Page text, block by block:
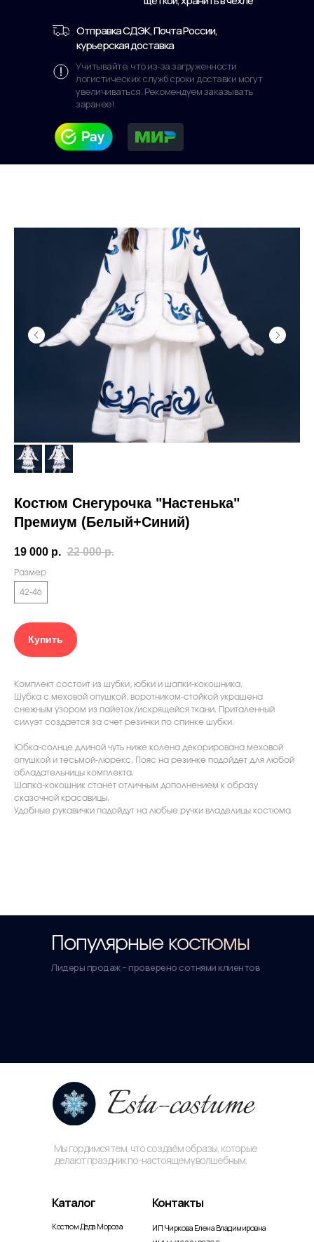
Учитывайте, что из-за загруженности
логистических служб сроки доставки могут
увеличиваться. Рекомендуем заказывать
заранее!
Отправка СДЭК, Почта России,
курьерская доставка
Костюм Снегурочка "Настенька"
Премиум (Белый+Синий)
19 000 р. 22 000 р.
Размер
42-46
Купить
Комплект состоит из шубки, юбки и шапки-кокошника.
Шубка с меховой опушкой, воротником-стойкой украшена
снежным узором из пайеток/искрящейся ткани. Приталенный
силуэт создается за счет резинки по спинке шубки.
Юбка-солнце длиной чуть ниже колена декорирована меховой
опушкой и тесьмой-люрекс. Пояс на резинке подойдет для любой
обладательницы комплекта.
Шапка-кокошник станет отличным дополнением к образу
сказочной красавицы.
Удобные рукавички подойдут на любые ручки владелицы костюма
Популярные костюмы
Лидеры продаж – проверено сотнями клиентов
Мы гордимся тем, что создаём образы, которые
делают праздник по-настоящему волшебным.
ИП Чиркова Елена Владимировна
Костюм Деда Мороза
Контакты
Каталог